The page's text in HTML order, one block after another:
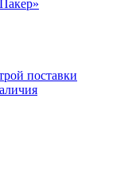
поставки